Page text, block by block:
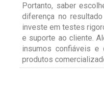
Portanto, saber
diferença no
investe em testes
e suporte ao cliente.
insumos confiáveis e
produtos